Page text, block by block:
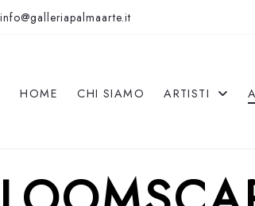
info@galleriapalmaarte.it
HOME CHI SIAMO ARTISTI